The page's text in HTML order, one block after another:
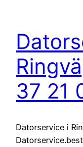
37 21
Datorservice i